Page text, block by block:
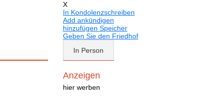
X
In Kondolenzschreiben
Add ankündigen
hinzufügen Speicher
Geben Sie den Friedhof
In Person
Anzeigen
hier werben